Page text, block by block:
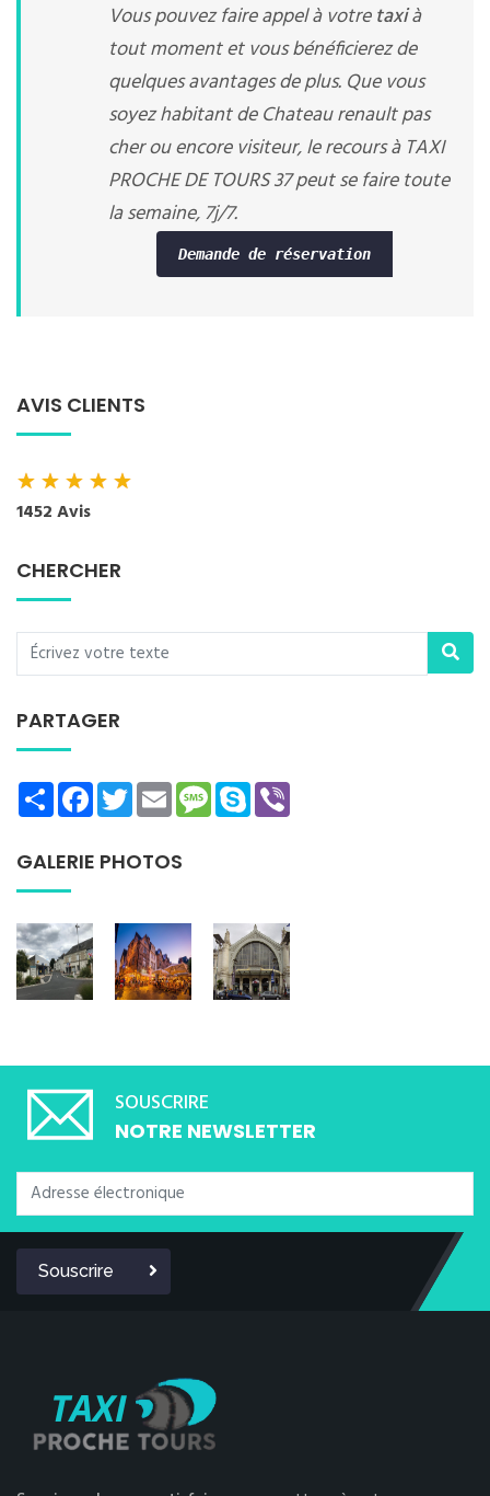
Vous pouvez faire appel à votretaxià
tout moment et vous bénéficierez de
quelques avantages de plus. Que vous
soyez habitant de Chateau renault pas
cher ou encore visiteur, le recours à TAXI
PROCHE DE TOURS 37 peut se faire toute
la semaine, 7j/7.
Demande de réservation
AVIS CLIENTS
★★★★★
1452 Avis
CHERCHER
PARTAGER
ShareFacebookTwitterEmailMessage
Skype
GALERIE PHOTOS
SOUSCRIRE
NOTRE NEWSLETTER
Souscrire